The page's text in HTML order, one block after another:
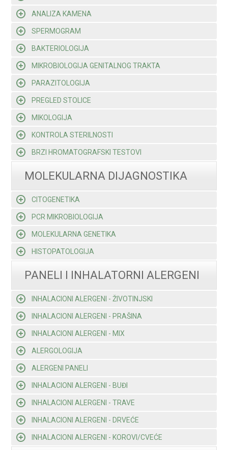
ANALIZA KAMENA
SPERMOGRAM
BAKTERIOLOGIJA
MIKROBIOLOGIJA GENITALNOG TRAKTA
PARAZITOLOGIJA
PREGLED STOLICE
MIKOLOGIJA
KONTROLA STERILNOSTI
BRZI HROMATOGRAFSKI TESTOVI
MOLEKULARNA DIJAGNOSTIKA
CITOGENETIKA
PCR MIKROBIOLOGIJA
MOLEKULARNA GENETIKA
HISTOPATOLOGIJA
PANELI I INHALATORNI ALERGENI
INHALACIONI ALERGENI - ŽIVOTINJSKI
INHALACIONI ALERGENI - PRAŠINA
INHALACIONI ALERGENI - MIX
ALERGOLOGIJA
ALERGENI PANELI
INHALACIONI ALERGENI - BUĐI
INHALACIONI ALERGENI - TRAVE
INHALACIONI ALERGENI - DRVEĆE
INHALACIONI ALERGENI - KOROVI/CVEĆE